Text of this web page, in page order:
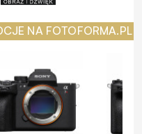
NA FOTOFORMA.PL